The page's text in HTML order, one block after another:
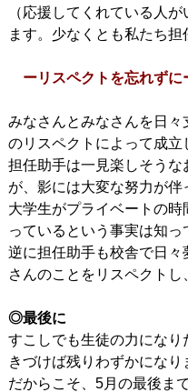
（応援してくれている人
ます。少なくとも私たち担
ーリスペクトを忘れずに
みなさんとみなさんを日
のリスペクトによって成立
担任助手は一見楽しそう
が、影には大変な努力が伴
大学生がプライベートの
っているという事実は知っ
逆に担任助手も校舎で日
さんのことをリスペクトし
◎最後に
すこしでも生徒の力になり
きづけば残りわずかになり
だからこそ、5月の最後ま